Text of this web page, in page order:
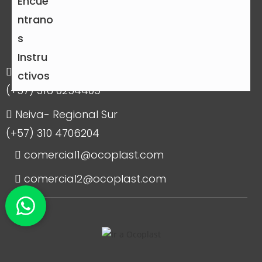
ntrano
s
Instru
ctivos
Contáctanos y permítenos
acompañarte en tu proyecto
Bogotá- Regional Centro
(+57) 316 0254409
Neiva- Regional Sur
(+57) 310 4706204
comercial1@ocoplast.com
comercial2@ocoplast.com